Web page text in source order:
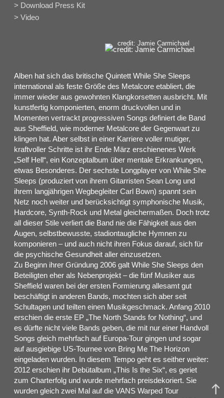
> Download Press Kit
> Video
credit: Jamie Carmichael
Alben hat sich das britische Quintett While She Sleeps
international als feste Größe des Metalcore etabliert, die
immer wieder aus gewohnten Klangkorsetten ausbricht. Mit
kunstfertig komponierten, enorm druckvollen und in
Momenten vertrackt progressiven Songs definiert die Band
aus Sheffield, wie moderner Metalcore der Gegenwart zu
klingen hat. Aber selbst in einer Karriere voller mutiger,
kraftvoller Schritte ist ihr Ende März erschienenes Werk
„Self Hell“, ein Konzeptalbum über mentale Erkrankungen,
etwas Besonderes. Der sechste Longplayer von While She
Sleeps (produziert von ihrem Gitarristen Sean Long und
ihrem langjährigen Wegbegleiter Carl Bown) spannt sein
Netz noch weiter und berücksichtigt symphonische Musik,
Hardcore, Synth-Rock und Metal gleichermaßen. Doch trotz
all dieser Stile verliert die Band nie die Fähigkeit aus den
Augen, selbstbewusste, stadiontaugliche Hymnen zu
komponieren – und auch nicht ihren Fokus darauf, sich für
die psychische Gesundheit aller einzusetzen.
Zu Beginn ihrer Gründung 2006 galt While She Sleeps den
Beteiligten eher als Nebenprojekt – die fünf Musiker aus
Sheffield waren bei der ersten Formierung allesamt gut
beschäftigt in anderen Bands, mochten sich aber seit
Schultagen und teilten einen Musikgeschmack. Anfang 2010
erschien die erste EP „The North Stands for Nothing“, und
es dürfte nicht viele Bands geben, die mit nur einer Handvoll
Songs gleich mehrfach auf Europa-Tour gingen und sogar
auf ausgiebige US-Tournee von Bring Me The Horizon
eingeladen wurden. In diesem Tempo geht es seither weiter:
2012 erschien ihr Debütalbum „This Is the Six“, es geriet
zum Charterfolg und wurde mehrfach preisdekoriert. Sie
wurden gleich zwei Mal auf die VANS Warped Tour